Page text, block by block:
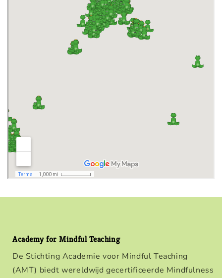
Academy for Mindful Teaching
De Stichting Academie voor Mindful Teaching
(AMT) biedt wereldwijd gecertificeerde Mindfulness